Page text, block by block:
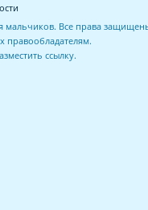
мальчиков. Все права
правообладателям.
ссылку.